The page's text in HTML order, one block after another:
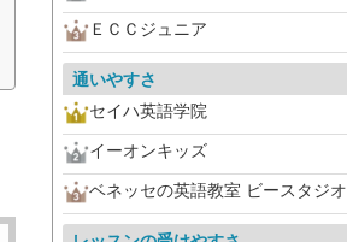
ＥＣＣジュニア
通いやすさ
セイハ英語学院
イーオンキッズ
ベネッセの英語教室 ビースタジオ